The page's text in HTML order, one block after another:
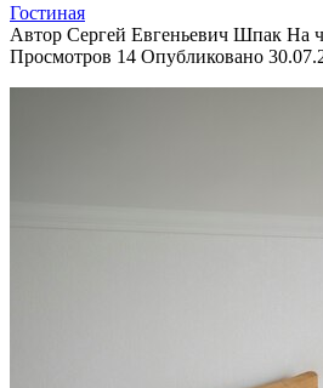
Гостиная
Автор Сергей Евгеньевич Шпак На
Просмотров 14 Опубликовано